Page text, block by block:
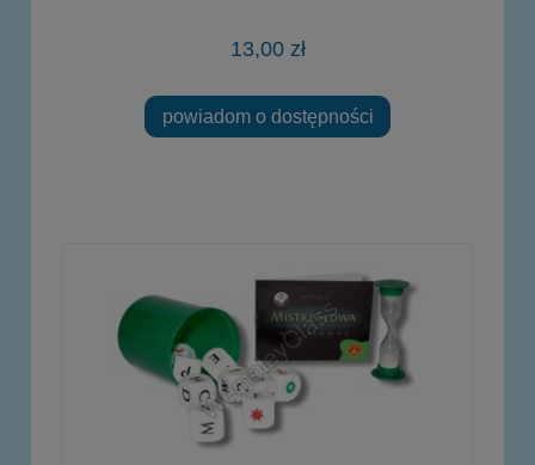
13,00 zł
powiadom o dostępności